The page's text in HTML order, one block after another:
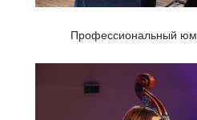
Профессиональный